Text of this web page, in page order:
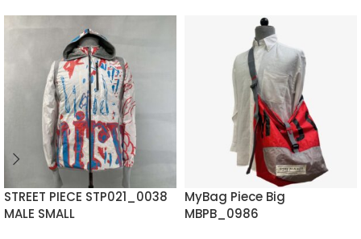
STREET PIECE STP021_0038
MALE SMALL
MyBag Piece Big
MBPB_0986